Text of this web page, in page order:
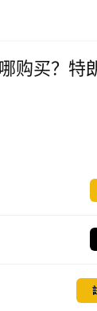
购买？特